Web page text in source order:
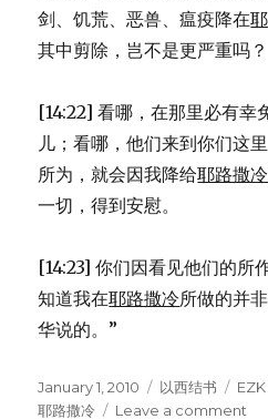
剑、饥荒、恶兽、瘟疫降在
其中剪除，岂不是更严重吗？
[14:22] 看哪，在那里必有幸
儿；看哪，他们来到你们这
所为，就会因我降给耶路撒冷
一切，得到安慰。
[14:23] 你们因看见他们的所
知道我在耶路撒冷所做的并
华说的。”
Posted
on
January 1, 2010 Categories
以西结书 EZK
耶路撒冷
Leave a comment